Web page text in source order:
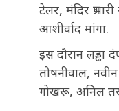
टेलर, मंदिर
आशीर्वाद मांगा.
इस दौरान लड्ढा
तोषनीवाल,
गोखरू, अनिल